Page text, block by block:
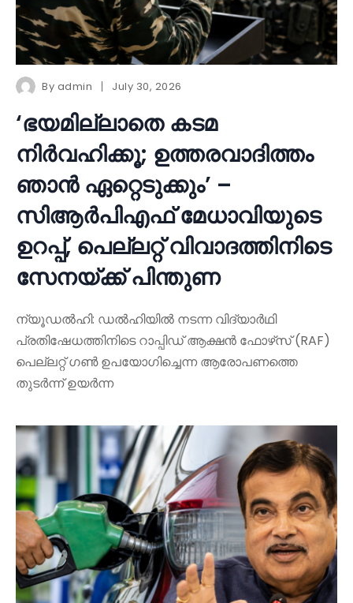
By admin July 30, 2026
‘ഭയമില്ലാതെ കടമ
നിർവഹിക്കൂ; ഉത്തരവാദിത്തം
ഞാൻ ഏറ്റെടുക്കും’ –
സിആർപിഎഫ് മേധാവിയുടെ
ഉറപ്പ്, പെല്ലറ്റ് വിവാദത്തിനിടെ
സേനയ്ക്ക് പിന്തുണ
ന്യൂഡൽഹി: ഡൽഹിയിൽ നടന്ന വിദ്യാർഥി
പ്രതിഷേധത്തിനിടെ റാപ്പിഡ് ആക്ഷൻ ഫോഴ്‌സ് (RAF)
പെല്ലറ്റ് ഗൺ ഉപയോഗിച്ചെന്ന ആരോപണത്തെ
തുടർന്ന് ഉയർന്ന